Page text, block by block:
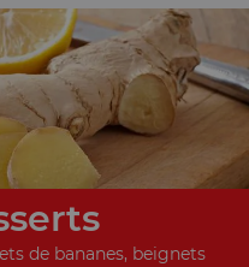
de bananes, beignets